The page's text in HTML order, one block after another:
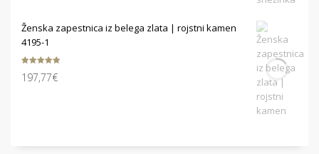
Ženska zapestnica iz belega zlata | rojstni kamen
4195-1
5.00 od 5
197,77€